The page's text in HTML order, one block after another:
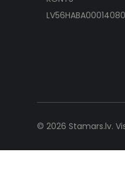
© 2026 Stamars.lv.